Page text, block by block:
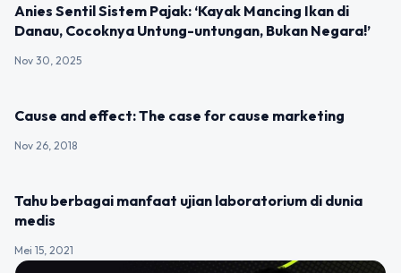
Anies Sentil Sistem Pajak: ‘Kayak Mancing Ikan di
Danau, Cocoknya Untung-untungan, Bukan Negara!’
Nov 30, 2025
Cause and effect: The case for cause marketing
Nov 26, 2018
Tahu berbagai manfaat ujian laboratorium di dunia
medis
Mei 15, 2021